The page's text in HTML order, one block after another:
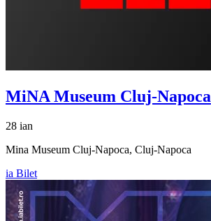
MiNA Museum Cluj-Napoca
28 ian
Mina Museum Cluj-Napoca, Cluj-Napoca
ia Bilet